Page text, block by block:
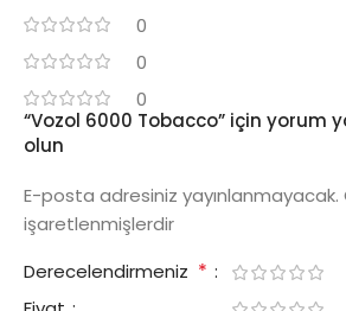
0
0
0
“Vozol 6000 Tobacco” için yorum
olun
E-posta adresiniz yayınlanmayacak.
işaretlenmişlerdir
Derecelendirmeniz *